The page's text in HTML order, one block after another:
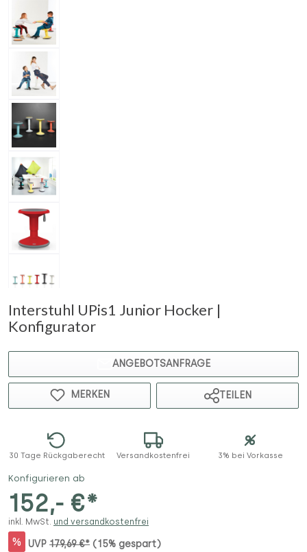
Interstuhl UPis1 Junior Hocker |
Konfigurator
ANGEBOTSANFRAGE
MERKEN TEILEN
30 Tage Rückgaberecht Versandkostenfrei 3% bei Vorkasse
Konfigurieren ab
152,- €*
inkl. MwSt. und versandkostenfrei
% UVP 179,69 €* (15% gespart)